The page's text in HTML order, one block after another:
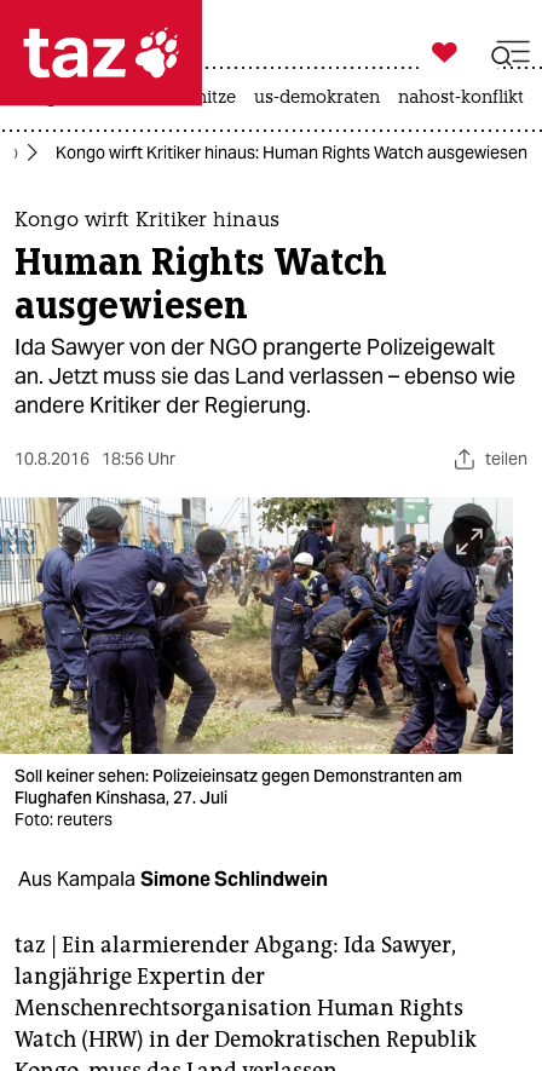
 taz zahl ich
taz zahl ich
themen
politik
öko
gesellschaft
sport
berlin
nord
wahrheit
verlag
verlag
veranstaltungen
fragen & hilfe
unterstützen
abo
genossenschaft

taz zahl ich
hitze us-demokraten nahost-konflikt
Kongo wirft Kritiker hinaus: Human Rights Watch ausgewiesen
Kongo wirft Kritiker hinaus
Human Rights Watch
ausgewiesen
Ida Sawyer von der NGO prangerte Polizeigewalt
an. Jetzt muss sie das Land verlassen – ebenso wie
andere Kritiker der Regierung.
10.8.2016 18:56 Uhr teilen
Soll keiner sehen: Polizeieinsatz gegen Demonstranten am
Flughafen Kinshasa, 27. Juli
Foto: reuters
Aus Kampala Simone Schlindwein
taz | Ein alarmierender Abgang: Ida Sawyer,
langjährige Expertin der
Menschenrechtsorganisation Human Rights
Watch (HRW) in der Demokratischen Republik